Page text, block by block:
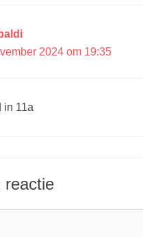
2024 om 19:35
in 11a
reactie